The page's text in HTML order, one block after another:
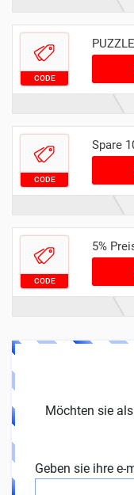
CODE
CODE
Spare
CODE
5%
Möchten sie
Geben sie ihre e-